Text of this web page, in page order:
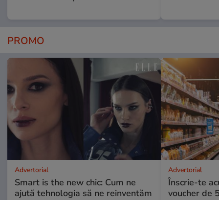
PROMO
Advertorial
Smart is the new chic: Cum ne
ajută tehnologia să ne reinventăm
Advertorial
Înscrie-te
voucher de